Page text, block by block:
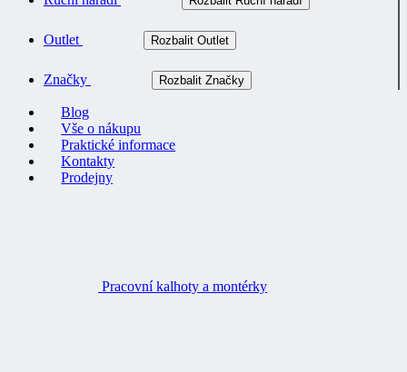
Outlet Rozbalit Outlet
Značky Rozbalit Značky
Blog
Vše o nákupu
Praktické informace
Kontakty
Prodejny
Pracovní kalhoty a montérky